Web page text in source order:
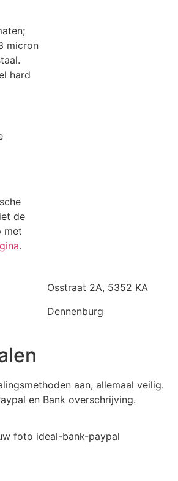
micron
hard
de
met
.
Osstraat 2A, 5352 KA
Dennenburg
aan, allemaal veilig.
en Bank overschrijving.